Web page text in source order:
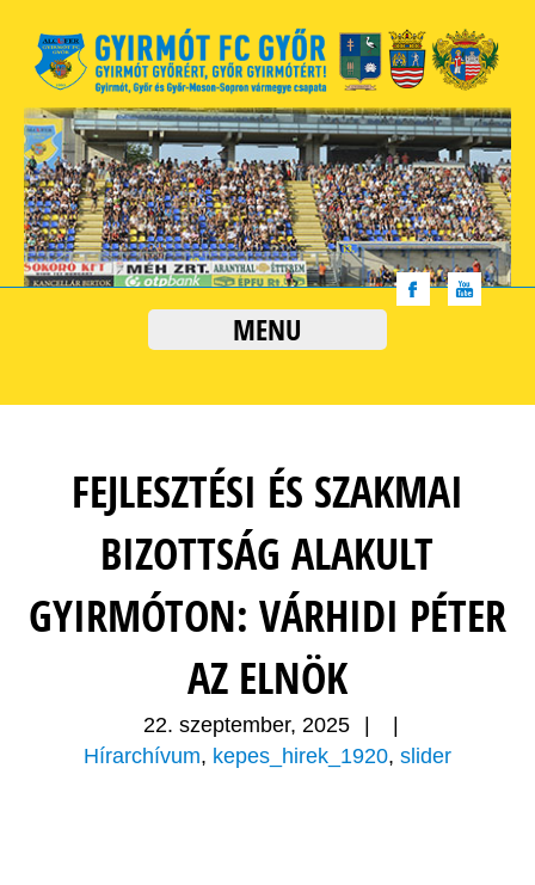
MENU
FEJLESZTÉSI ÉS SZAKMAI
BIZOTTSÁG ALAKULT
GYIRMÓTON: VÁRHIDI PÉTER
AZ ELNÖK
22. szeptember, 2025
Hírarchívum, kepes_hirek_1920, slider